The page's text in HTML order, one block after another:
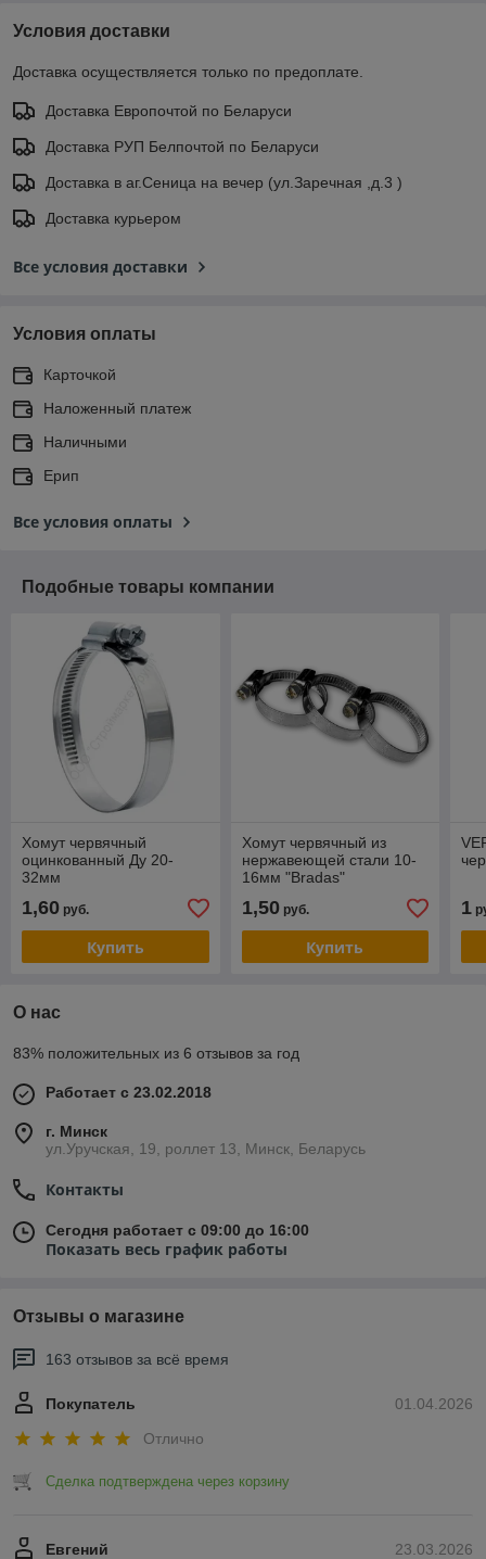
Условия доставки
Доставка осуществляется только по предоплате.
Доставка Европочтой по Беларуси
Доставка РУП Белпочтой по Беларуси
Доставка в аг.Сеница на вечер (ул.Заречная ,д.3 )
Доставка курьером
Все условия доставки
Условия оплаты
Карточкой
Наложенный платеж
Наличными
Ерип
Все условия оплаты
Подобные товары компании
Хомут червячный
оцинкованный Ду 20-
32мм
1,60 руб.
Купить
Хомут червячный из
нержавеющей стали 10-
16мм "Bradas"
1,50руб.
Купить
1
О нас
83% положительных из 6 отзывов за год
Работает с 23.02.2018
г. Минск
ул.Уручская, 19, роллет 13, Минск, Беларусь
Контакты
Сегодня работает с 09:00 до 16:00
Показать весь график работы
Отзывы о магазине
163 отзывов за всё время
01.04.2026
Покупатель
Отлично
Сделка подтверждена через корзину
23.03.2026
Евгений